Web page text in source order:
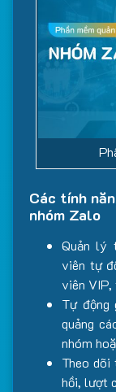
Các tính
nhóm Zalo
Quản lý
viên tự
viên VIP,
Tự động
quảng
nhóm
Theo
hồi, lượt